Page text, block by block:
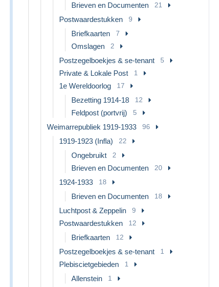
Brieven en Documenten 21
Postwaardestukken 9
Briefkaarten 7
Omslagen 2
Postzegelboekjes & se-tenant 5
Private & Lokale Post 1
1e Wereldoorlog 17
Bezetting 1914-18 12
Feldpost (portvrij) 5
Weimarrepubliek 1919-1933 96
1919-1923 (Infla) 22
Ongebruikt 2
Brieven en Documenten 20
1924-1933 18
Brieven en Documenten 18
Luchtpost & Zeppelin 9
Postwaardestukken 12
Briefkaarten 12
Postzegelboekjes & se-tenant 1
Plebiscietgebieden 1
Allenstein 1